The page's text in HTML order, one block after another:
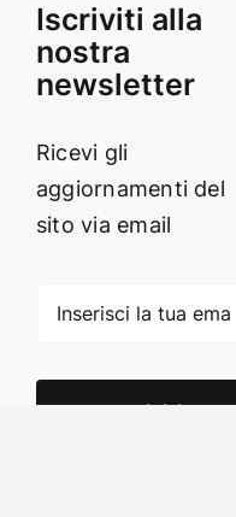
Iscriviti alla
nostra
newsletter
Ricevi gli
aggiornamenti del
sito via email
Iscriviti